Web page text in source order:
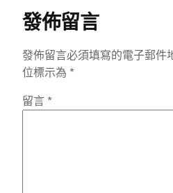
發佈留言
發佈留言必須填寫的電子郵件
位標示為 *
留言 *